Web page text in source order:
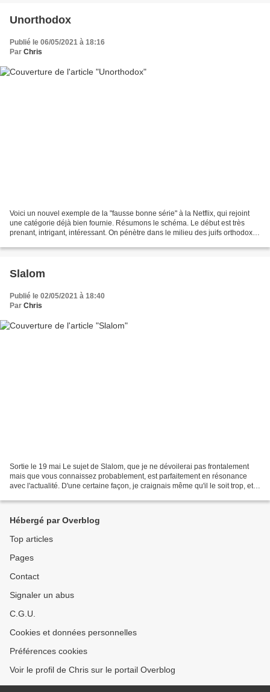
Unorthodox
Publié le 06/05/2021 à 18:16
Par Chris
Voici un nouvel exemple de la "fausse bonne série" à la Netflix, qui rejoint
une catégorie déjà bien fournie. Résumons le schéma. Le début est très
prenant, intrigant, intéressant. On pénètre dans le milieu des juifs orthodoxes
Slalom
Publié le 02/05/2021 à 18:40
Par Chris
Sortie le 19 mai Le sujet de Slalom, que je ne dévoilerai pas frontalement
mais que vous connaissez probablement, est parfaitement en résonance
avec l'actualité. D'une certaine façon, je craignais même qu'il le soit trop, et
Hébergé par Overblog
Top articles
Pages
Contact
Signaler un abus
C.G.U.
Cookies et données personnelles
Préférences cookies
Voir le profil de Chris sur le portail Overblog